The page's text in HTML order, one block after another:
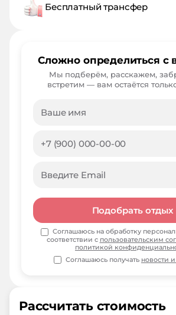
Рассчитать стоимость
Бесплатный трансфер
Сложно определиться с
Мы подберём, расскажем,
встретим — вам остаётся
Подобрать отдых
Соглашаюсь на обработку
соответствии с пользовательским
политикой
Соглашаюсь получать новости